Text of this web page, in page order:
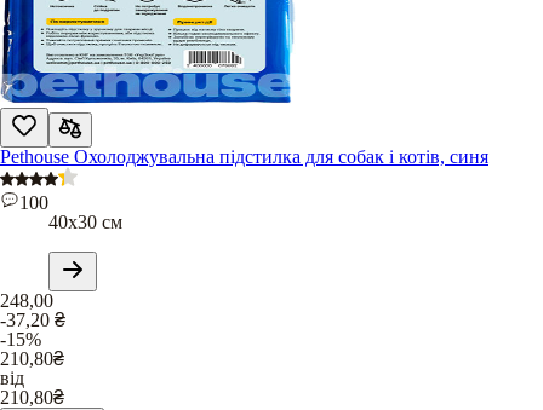
Pethouse Охолоджувальна підстилка для собак і котів, синя
100
40х30 см
248,00
-37,20 ₴
-15%
210,80₴
від
210,80₴